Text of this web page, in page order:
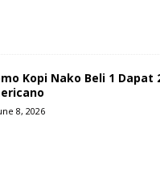
Kopi Nako Beli 1 Dapat
8, 2026